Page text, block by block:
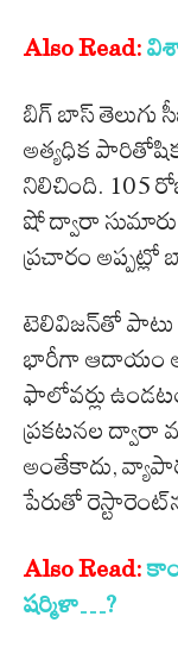
Also Read:
బిగ్ బాస్ తెలుగు
అత్యధిక
నిలిచింది. 105
షో ద్వారా సుమారు
ప్రచారం అప్పట్లో
టెలివిజన్‌తో
భారీగా ఆదాయం
ఫాలోవర్లు
ప్రకటనల
అంతేకాదు, వ్యాపార
పేరుతో
Also Read:
ష‌ర్మిళా…?